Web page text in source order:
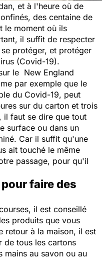
et à l'heure où de
des centaine de
le moment où ils
il suffit de respecter
protéger, et protéger
(Covid-19).
le New England
par exemple que le
du Covid-19, peut
sur du carton et trois
il faut se dire que tout
surface ou dans un
Car il suffit qu'une
ait touché le même
passage, pour qu'il
faire des
il est conseillé
produits que vous
retour à la maison, il est
de tous les cartons
mains au savon ou au